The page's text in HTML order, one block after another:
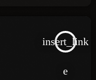
insert_link